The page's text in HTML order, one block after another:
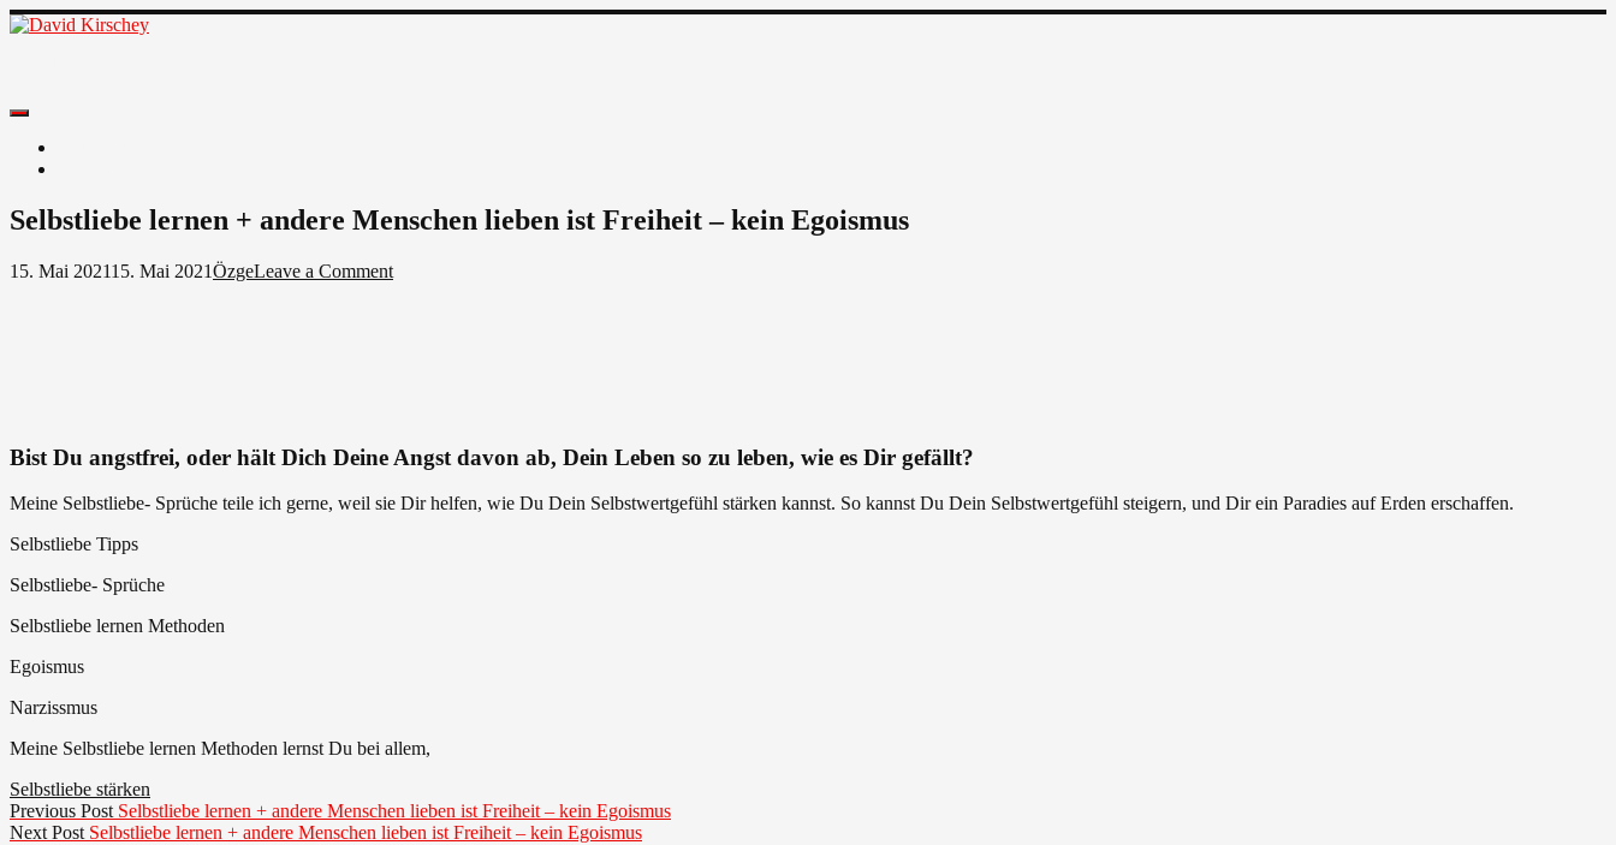
Skip
Facebook
Selbstliebe lernen + andere Menschen lieben ist Freiheit – kein Egoismus
15. Mai 202115. Mai 2021ÖzgeLeave a Commenton
–
Egoismus
Bist Du angstfrei, oder hält Dich Deine Angst davon ab, Dein Leben so zu leben, wie es Dir gefällt?
Meine Selbstliebe- Sprüche teile ich gerne, weil sie Dir helfen, wie Du Dein Selbstwertgefühl stärken kannst. So kannst Du Dein Selbstwertgefühl steigern, und Dir ein Paradies auf Erden erschaffen.
Selbstliebe Tipps
Selbstliebe- Sprüche
Selbstliebe lernen Methoden
Egoismus
Narzissmus
Meine Selbstliebe lernen Methoden lernst Du bei allem,
Selbstliebe stärken
Beitragsnavigation
Previous Post Previous
post:
Selbstliebe lernen + andere Menschen lieben ist Freiheit – kein Egoismus
Next Post Next
Selbstliebe lernen + andere Menschen lieben ist Freiheit – kein Egoismus